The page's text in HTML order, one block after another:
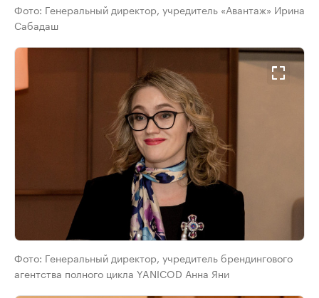
Фото: Генеральный директор, учредитель «Авантаж» Ирина
Сабадаш
Фото: Генеральный директор, учредитель брендингового
агентства полного цикла YANICOD Анна Яни